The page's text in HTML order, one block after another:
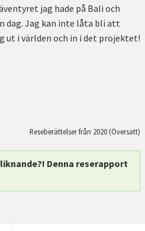
jag hade på Bali och
Jag kan inte låta bli att
ut i världen och in i det projektet!
Reseberättelser från 2020 (Översatt)
Denna reserapport